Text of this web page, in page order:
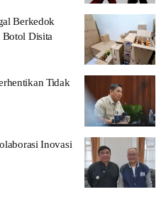
Berkedok
Disita
Tidak
Inovasi